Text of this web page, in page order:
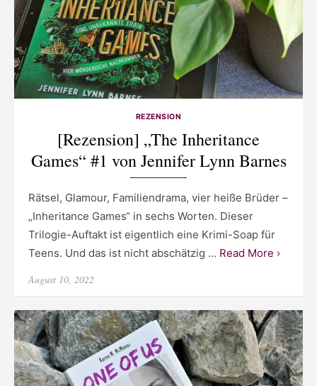
REZENSION
[Rezension] „The Inheritance
Games“ #1 von Jennifer Lynn Barnes
Rätsel, Glamour, Familiendrama, vier heiße Brüder –
„Inheritance Games“ in sechs Worten. Dieser
Trilogie-Auftakt ist eigentlich eine Krimi-Soap für
Teens. Und das ist nicht abschätzig … Read More ›
Posted
August 10, 2022